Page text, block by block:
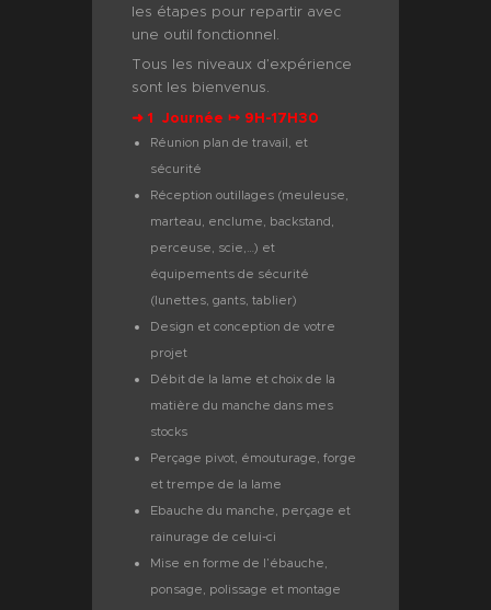
les étapes pour repartir avec
une outil fonctionnel.
Tous les niveaux d’expérience
sont les bienvenus.
➜ 1 Journée ↦ 9H-17H30
Réunion plan de travail, et
sécurité
Réception outillages (meuleuse,
marteau, enclume, backstand,
perceuse, scie,…) et
équipements de sécurité
(lunettes, gants, tablier)
Design et conception de votre
projet
Débit de la lame et choix de la
matière du manche dans mes
stocks
Perçage pivot, émouturage, forge
et trempe de la lame
Ebauche du manche, perçage et
rainurage de celui-ci
Mise en forme de l’ébauche,
ponsage, polissage et montage